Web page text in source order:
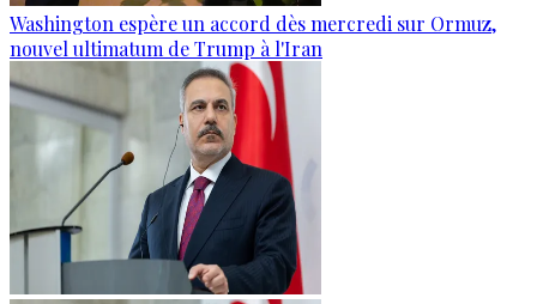
Washington espère un accord dès mercredi sur Ormuz,
nouvel ultimatum de Trump à l'Iran